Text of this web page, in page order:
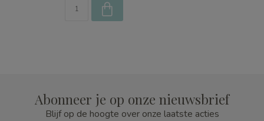
Abonneer je op onze nieuwsbrief
Blijf op de hoogte over onze laatste acties